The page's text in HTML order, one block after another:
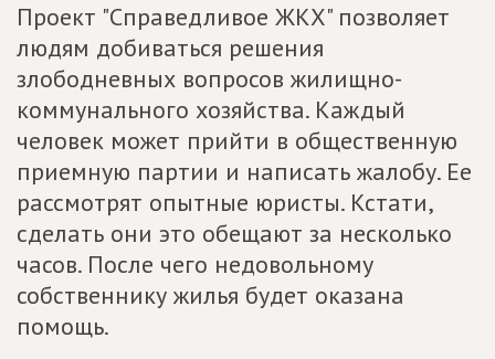
Проект "Справедливое ЖКХ" позволяет
людям добиваться решения
злободневных вопросов жилищно-
коммунального хозяйства. Каждый
человек может прийти в общественную
приемную партии и написать жалобу. Ее
рассмотрят опытные юристы. Кстати,
сделать они это обещают за несколько
часов. После чего недовольному
собственнику жилья будет оказана
помощь.